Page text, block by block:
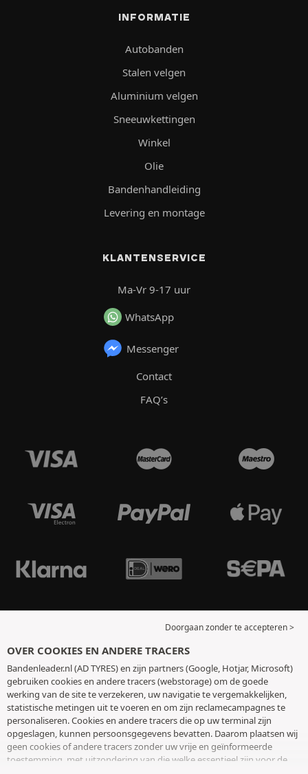
INFORMATIE
Autobanden
Stalen velgen
Aluminium velgen
Sneeuwkettingen
Winkel
Olie
Bandenhandleiding
Levering en montage
KLANTENSERVICE
Ma-Vr 9-17 uur
WhatsApp
Messenger
Contact
FAQ’s
Doorgaan zonder te accepteren >
OVER COOKIES EN ANDERE TRACERS
Bandenleader.nl (AD TYRES) en zijn partners (Google, Hotjar, Microsoft)
gebruiken cookies en andere tracers (webstorage) om de goede
werking van de site te verzekeren, uw navigatie te vergemakkelijken,
statistische metingen uit te voeren en om zijn reclamecampagnes te
personaliseren. Cookies en andere tracers die op uw terminal zijn
opgeslagen, kunnen persoonsgegevens bevatten. Daarom plaatsen wij
geen cookies of andere tracers zonder uw vrije en geïnformeerde
toestemming, met uitzondering van die welke essentieel zijn voor de